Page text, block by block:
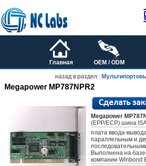
Главная OEM / ODM
назад в раздел :
Megapower MP787NPR2
Megapower
(EPP/ECP) шина
плата ввода-
параллельным и
Выполнена на
компании Winbond